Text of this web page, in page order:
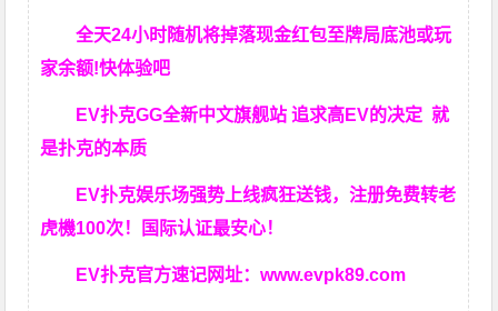
全天24小时随机将掉落现金红包至牌局底池或玩
家余额!快体验吧
EV扑克GG全新中文旗舰站 追求高EV的决定就
是扑克的本质
EV扑克娱乐场强势上线疯狂送钱，注册免费转老
虎機100次！国际认证最安心！
EV扑克官方速记网址：www.evpk89.com